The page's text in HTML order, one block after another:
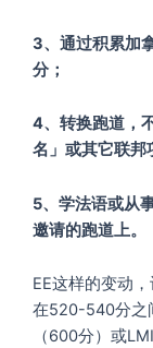
3、通过积累加
分；
4、转换跑道，
名」或其它联邦
5、学法语或从
邀请的跑道上。
EE这样的变动
在520-540分之
（600分）或